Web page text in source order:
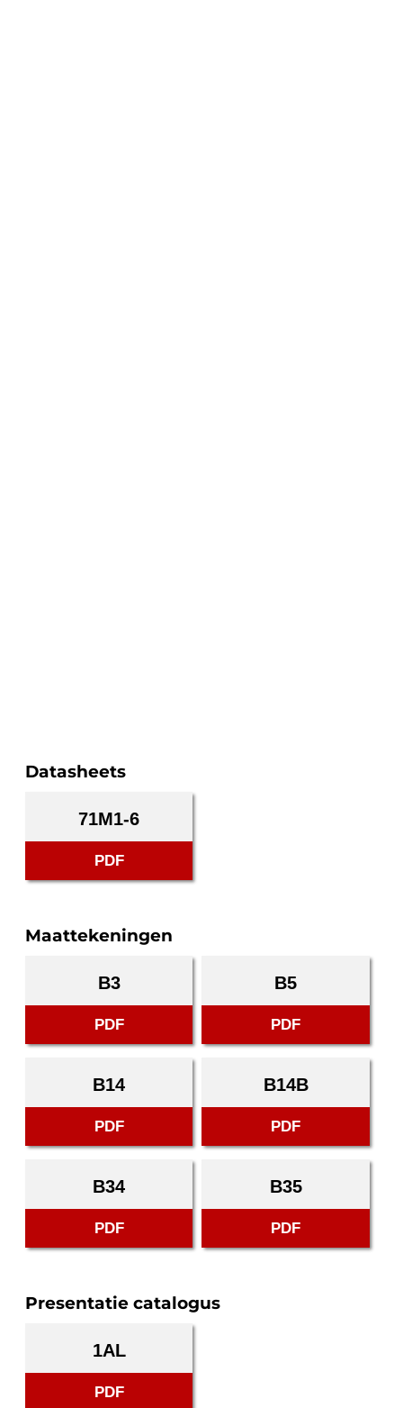
Datasheets
71M1-6
PDF
Maattekeningen
B3
PDF
B5
PDF
B14
PDF
B14B
PDF
B34
PDF
B35
PDF
Presentatie catalogus
1AL
PDF